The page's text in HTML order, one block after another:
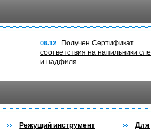
06.12
Получен Сертификат
соответствия на напильники
и надфиля.
Режущий инструмент Для